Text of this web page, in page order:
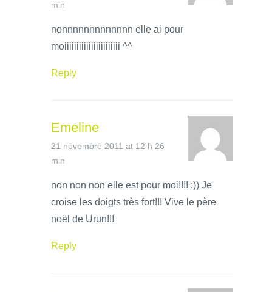
min
nonnnnnnnnnnnnn elle ai pour
moiiiiiiiiiiiiiiiiiiiiiii ^^
Reply
Emeline
21 novembre 2011 at 12 h 26
min
non non non elle est pour moi!!!! :)) Je
croise les doigts très fort!!! Vive le père
noël de Urun!!!
Reply